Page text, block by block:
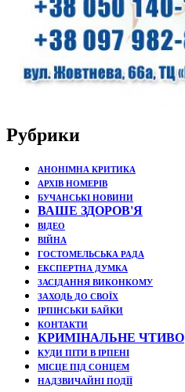
Рубрики
АНОНІМНА КРИТИКА
АРХІВ НОМЕРІВ
БУЧАНСЬКІ НОВИНИ
ВАШЕ ЗДОРОВ'Я
ВІДЕО
ВІЙНА
ГОСТОМЕЛЬСЬКА РАДА
ЕКСПЕРТНА ДУМКА
ЗАСІДАННЯ ВИКОНКОМУ
ЗАХОДЬ ДО СВОЇХ
ІРПІНСЬКИ БАЙКИ
КОНТАКТИ
КРИМІНАЛЬНЕ ЧТИВО
КУДИ ПІТИ В ІРПЕНІ
МІСЦЕ ПІД СОНЦЕМ
НАДЗВИЧАЙНІ ПОДЇЇ